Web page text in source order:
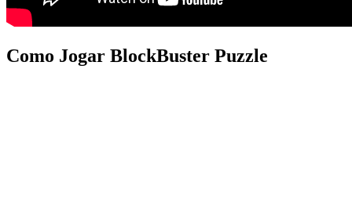
Como Jogar BlockBuster Puzzle